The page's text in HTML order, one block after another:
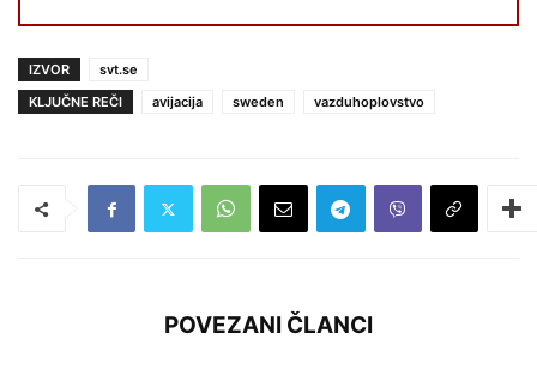
IZVOR
svt.se
KLJUČNE REČI
avijacija sweden vazduhoplovstvo
POVEZANI ČLANCI